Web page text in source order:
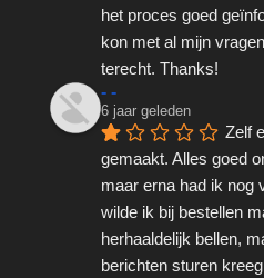
het proces goed
kon met al mijn
terecht. Thanks!
- -
6 jaar geleden
Zelf
gemaakt. Alles goed
maar erna had ik nog
wilde ik bij bestellen
herhaaldelijk bellen,
berichten sturen